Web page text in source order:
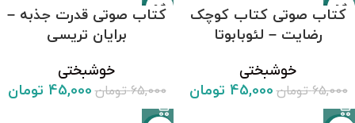
-31%
کتاب صوتی کتاب کوچک
رضایت – لئوبابوتا
خوشبختی
65,000 تومان 45,000 تومان
-31%
کتاب صوتی قدرت جذبه –
برایان تریسی
خوشبختی
65,000 تومان 45,000 تومان